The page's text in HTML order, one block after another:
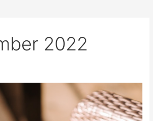
2022